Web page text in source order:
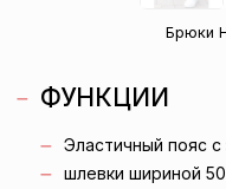
Брюки
ФУНКЦИИ
Эластичный пояс с
шлевки шириной